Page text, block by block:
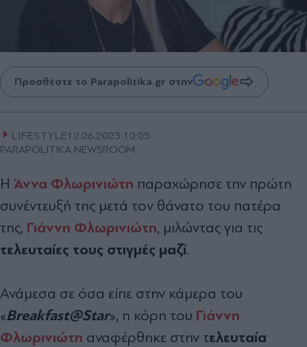
Προσθέστε το Parapolitika.gr στην
LIFESTYLE12.06.2023 10:05
PARAPOLITIKA NEWSROOM
Η Άννα Φλωρινιώτη παραχώρησε την πρώτη
συνέντευξή της μετά τον θάνατο του πατέρα
της, Γιάννη Φλωρινιώτη, μιλώντας για τις
τελευταίες τους στιγμές μαζί.
Ανάμεσα σε όσα είπε στην κάμερα του
«Breakfast@Star», η κόρη του Γιάννη
Φλωρινιώτη αναφέρθηκε στην τελευταία